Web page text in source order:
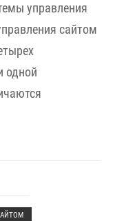
управления
сайтом
одной